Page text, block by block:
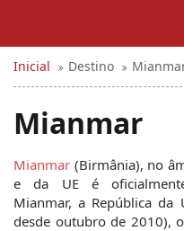
Inicial Destino
Mianmar
Mianmar (Birmânia), no
e da UE é
Mianmar, a República
desde outubro de 2010),